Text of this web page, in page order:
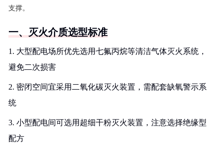
支撑。
一、灭火介质选型标准
1. 大型配电场所优先选用七氟丙烷等清洁气体灭火系统，
避免二次损害
2. 密闭空间宜采用二氧化碳灭火装置，需配套缺氧警示系
统
3. 小型配电间可选用超细干粉灭火装置，注意选择绝缘型
配方